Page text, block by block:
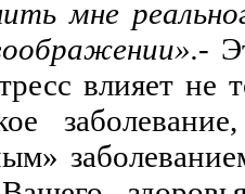
мне
влияет не